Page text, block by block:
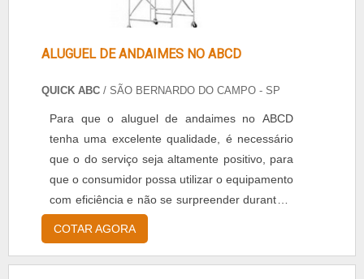
ALUGUEL DE ANDAIMES NO ABCD
QUICK ABC / SÃO BERNARDO DO CAMPO - SP
Para que o aluguel de andaimes no ABCD
tenha uma excelente qualidade, é necessário
que o do serviço seja altamente positivo, para
que o consumidor possa utilizar o equipamento
com eficiência e não se surpreender durante o
uso. Utilidade correta do material Os andaimes
são feitos seguindo as exigências que cada
COTAR AGORA